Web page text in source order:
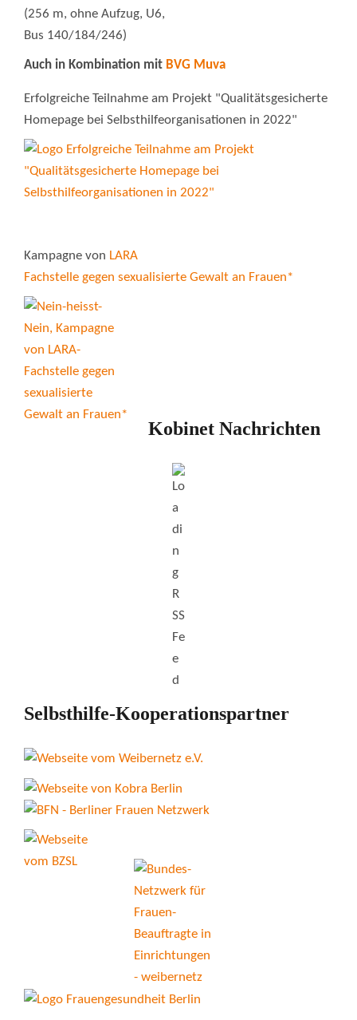
(256 m, ohne Aufzug, U6,
Bus 140/184/246)
Auch in Kombination mit BVG Muva
Erfolgreiche Teilnahme am Projekt "Qualitätsgesicherte
Homepage bei Selbsthilfeorganisationen in 2022"
Kampagne von LARA
Fachstelle gegen sexualisierte Gewalt an Frauen*
Kobinet Nachrichten
Selbsthilfe-Kooperationspartner